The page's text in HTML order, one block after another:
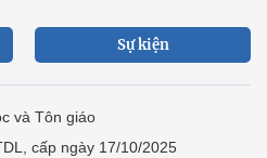
Sự kiện
và Tôn giáo
cấp ngày 17/10/2025